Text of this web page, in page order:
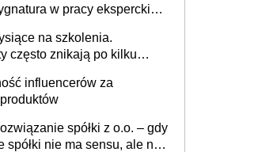
w pracy eksperckiej -
na szkolenia.
często znikają po kilku
influencerów za
spółki z o.o. – gdy
spółki nie ma sensu, ale nie